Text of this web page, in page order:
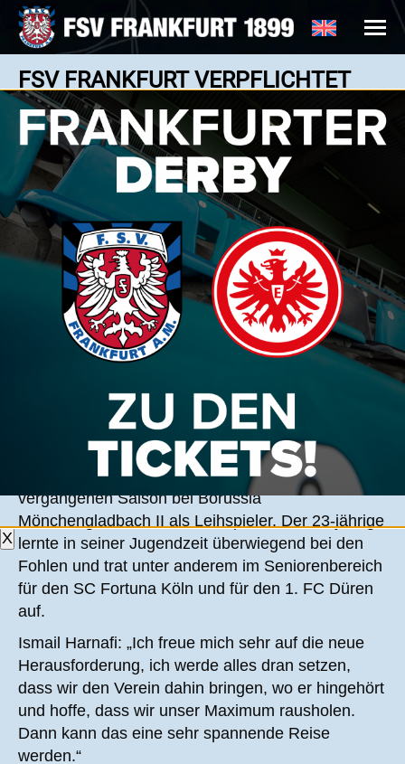
FSV FRANKFURT VERPFLICHTET
ISMAIL HARNAFI
News: 12.06.2025
Ismail Harnafi, der nun für zwei Spielzeiten das
Trikot der Schwarzblauen tragen wird. Der
Offensivspieler wechselt von Alemannia Aachen zu
den Schwarzblauen, agierte jedoch in der
vergangenen Saison bei Borussia
Mönchengladbach II als Leihspieler. Der 23-jährige
lernte in seiner Jugendzeit überwiegend bei den
Fohlen und trat unter anderem im Seniorenbereich
für den SC Fortuna Köln und für den 1. FC Düren
auf.
Ismail Harnafi: „Ich freue mich sehr auf die neue
Herausforderung, ich werde alles dran setzen,
dass wir den Verein dahin bringen, wo er hingehört
und hoffe, dass wir unser Maximum rausholen.
Dann kann das eine sehr spannende Reise
werden.“
X